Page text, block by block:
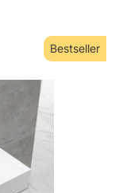
Bestseller